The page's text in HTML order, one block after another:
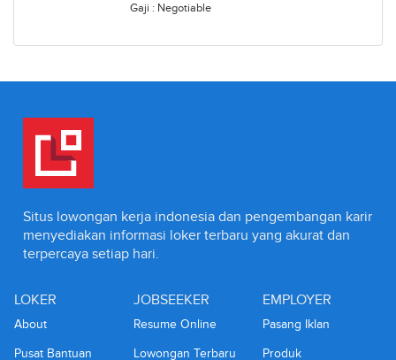
Gaji : Negotiable
Situs lowongan kerja indonesia dan pengembangan karir
menyediakan informasi loker terbaru yang akurat dan
terpercaya setiap hari.
LOKER
About
Pusat Bantuan
JOBSEEKER
Resume Online
Lowongan Terbaru
EMPLOYER
Pasang Iklan
Produk